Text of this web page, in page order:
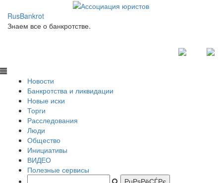
RusBankrot
Знаем все о банкротстве.
Новости
Банкротства и ликвидации
Новые иски
Торги
Расследования
Люди
Общество
Инициативы
ВИДЕО
Полезные сервисы